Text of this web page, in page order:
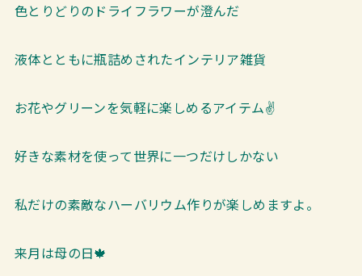
色とりどりのドライフラワーが澄んだ
液体とともに瓶詰めされたインテリア雑貨
お花やグリーンを気軽に楽しめるアイテム✌
好きな素材を使って世界に一つだけしかない
私だけの素敵なハーバリウム作りが楽しめますよ。
来月は母の日🍁